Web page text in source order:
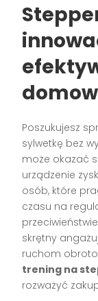
Poszukujesz
sylwetkę bez
może okazać
urządzenie
osób, które
czasu na
skrętny
ruchom
trening na
rozważyć